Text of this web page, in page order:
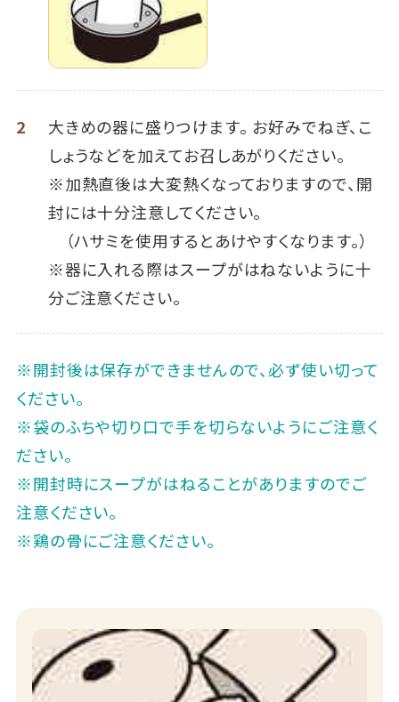
2
大きめの器に盛りつけます。 お好みでねぎ、こ
しょうなどを加えてお召しあがりください。
※加熱直後は大変熱くなっておりますので、開
封には十分注意してください。
（ハサミを使用するとあけやすくなります。）
※器に入れる際はスープがはねないように十
分ご注意ください。
※開封後は保存ができませんので、必ず使い切って
ください。
※袋のふちや切り口で手を切らないようにご注意く
ださい。
※開封時にスープがはねることがありますのでご
注意ください。
※鶏の骨にご注意ください。